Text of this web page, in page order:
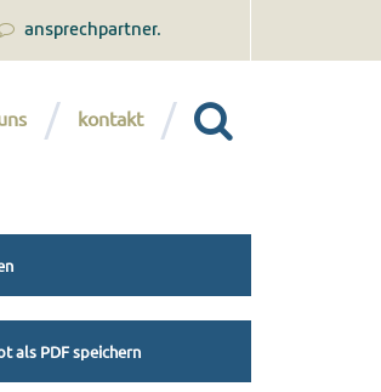
ansprechpartner.
kontakt
als PDF speichern